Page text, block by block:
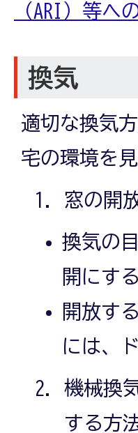
（ARI）等へ
換気
適切な換気
宅の環境を
窓の開
換気の
開にす
開放す
には、
機械換
する方